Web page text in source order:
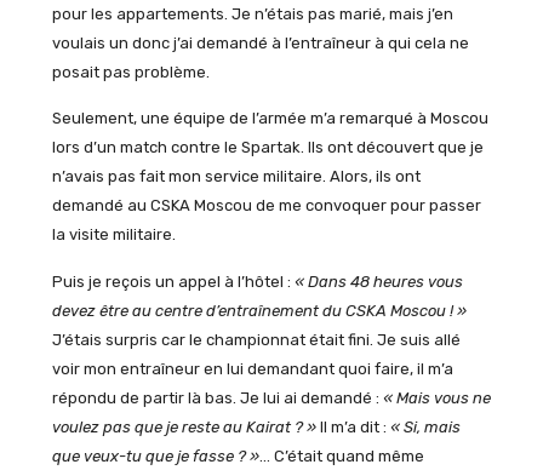
pour les appartements. Je n’étais pas marié, mais j’en
voulais un donc j’ai demandé à l’entraîneur à qui cela ne
posait pas problème.
Seulement, une équipe de l’armée m’a remarqué à Moscou
lors d’un match contre le Spartak. Ils ont découvert que je
n’avais pas fait mon service militaire. Alors, ils ont
demandé au CSKA Moscou de me convoquer pour passer
la visite militaire.
Puis je reçois un appel à l’hôtel : « Dans 48 heures vous
devez être au centre d’entraînement du CSKA Moscou ! »
J’étais surpris car le championnat était fini. Je suis allé
voir mon entraîneur en lui demandant quoi faire, il m’a
répondu de partir là bas. Je lui ai demandé : « Mais vous ne
voulez pas que je reste au Kairat ? »Il m’a dit : « Si, mais
que veux-tu que je fasse ? »… C’était quand même